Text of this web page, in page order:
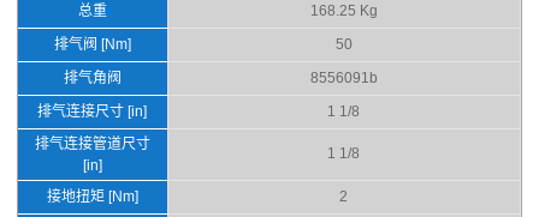
总重
168.25 Kg
排气阀 [Nm]
50
排气角阀
8556091b
排气连接尺寸 [in]
1 1/8
排气连接管道尺寸
[in]
1 1/8
接地扭矩 [Nm]
2